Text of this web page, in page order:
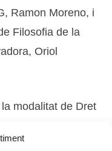
Ramon Moreno, i
Filosofia de la
Oriol
modalitat de Dret